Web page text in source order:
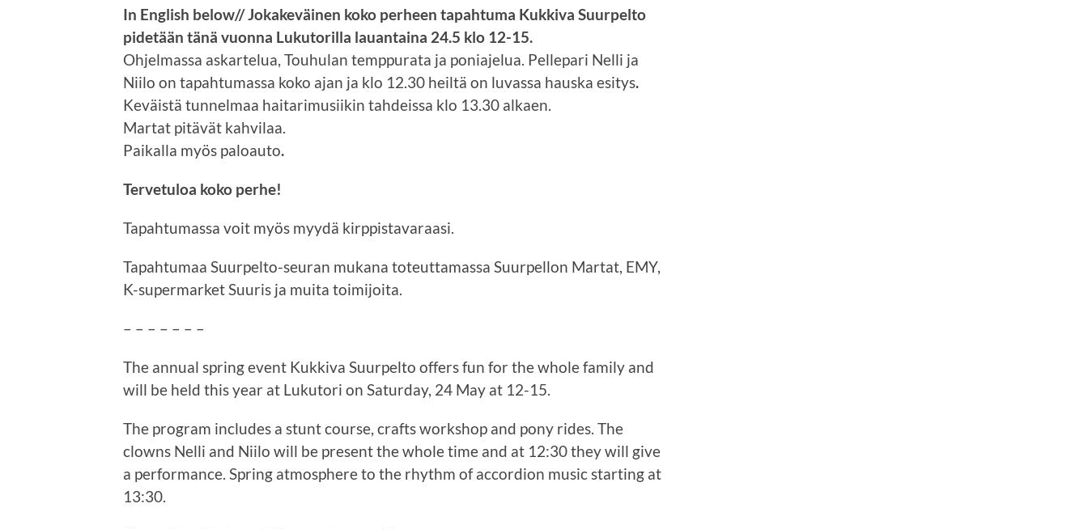
In English below// Jokakeväinen koko perheen tapahtuma Kukkiva Suurpelto
pidetään tänä vuonna Lukutorilla lauantaina 24.5 klo 12-15.
Ohjelmassa askartelua, Touhulan temppurata ja poniajelua. Pellepari Nelli ja
Niilo on tapahtumassa koko ajan ja klo 12.30 heiltä on luvassa hauska esitys.
Keväistä tunnelmaa haitarimusiikin tahdeissa klo 13.30 alkaen.
Martat pitävät kahvilaa.
Paikalla myös paloauto.
Tervetuloa koko perhe!
Tapahtumassa voit myös myydä kirppistavaraasi.
Tapahtumaa Suurpelto-seuran mukana toteuttamassa Suurpellon Martat, EMY,
K-supermarket Suuris ja muita toimijoita.
– – – – – – –
The annual spring event Kukkiva Suurpelto offers fun for the whole family and
will be held this year at Lukutori on Saturday, 24 May at 12-15.
The program includes a stunt course, crafts workshop and pony rides. The
clowns Nelli and Niilo will be present the whole time and at 12:30 they will give
a performance. Spring atmosphere to the rhythm of accordion music starting at
13:30.